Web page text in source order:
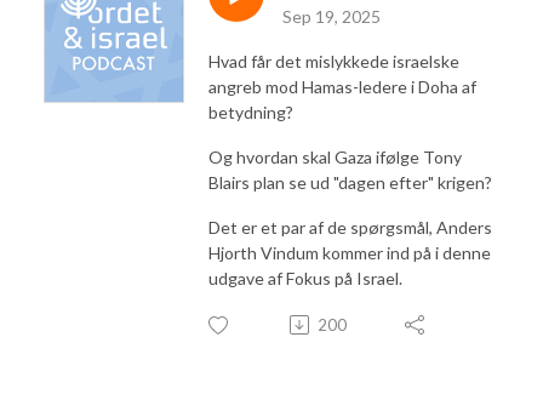
Sep 19, 2025
Hvad får det mislykkede israelske
angreb mod Hamas-ledere i Doha af
betydning?
Og hvordan skal Gaza ifølge Tony
Blairs plan se ud "dagen efter" krigen?
Det er et par af de spørgsmål, Anders
Hjorth Vindum kommer ind på i denne
udgave af Fokus på Israel.
200